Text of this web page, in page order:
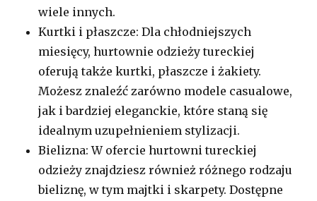
wiele innych.
Kurtki i płaszcze: Dla chłodniejszych
miesięcy, hurtownie odzieży tureckiej
oferują także kurtki, płaszcze i żakiety.
Możesz znaleźć zarówno modele casualowe,
jak i bardziej eleganckie, które staną się
idealnym uzupełnieniem stylizacji.
Bielizna: W ofercie hurtowni tureckiej
odzieży znajdziesz również różnego rodzaju
bieliznę, w tym majtki i skarpety. Dostępne